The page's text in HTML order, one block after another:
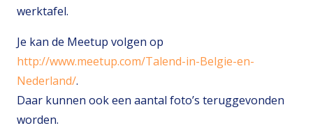
werktafel.
Je kan de Meetup volgen op
http://www.meetup.com/Talend-in-Belgie-en-
Nederland/.
Daar kunnen ook een aantal foto’s teruggevonden
worden.